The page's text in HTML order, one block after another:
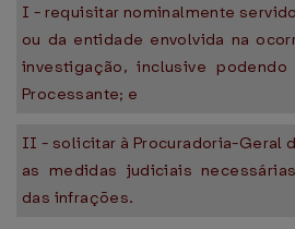
I - requisitar nominalmente
ou da entidade envolvida na
investigação, inclusive
Processante; e
II - solicitar à Procuradoria-Geral
as medidas judiciais
das infrações.